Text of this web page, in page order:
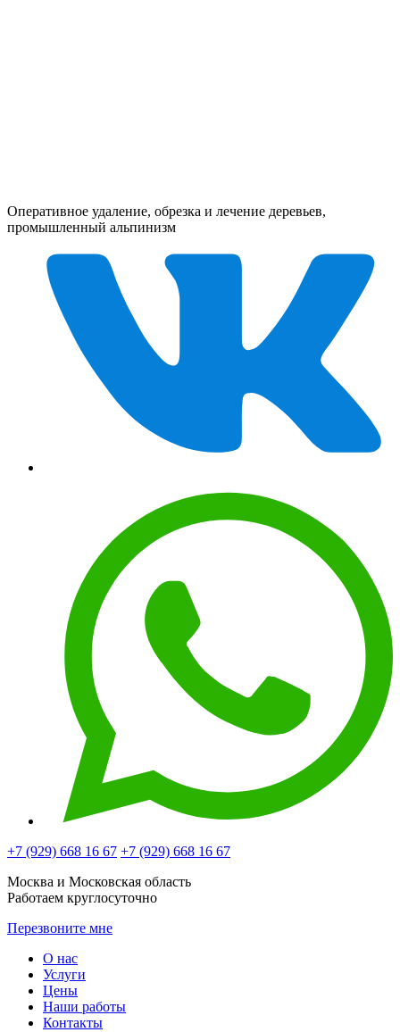
Оперативное удаление, обрезка и лечение деревьев,
промышленный альпинизм
+7 (929) 668 16 67 +7 (929) 668 16 67
Москва и Московская область
Работаем круглосуточно
Перезвоните мне
О нас
Услуги
Цены
Наши работы
Контакты